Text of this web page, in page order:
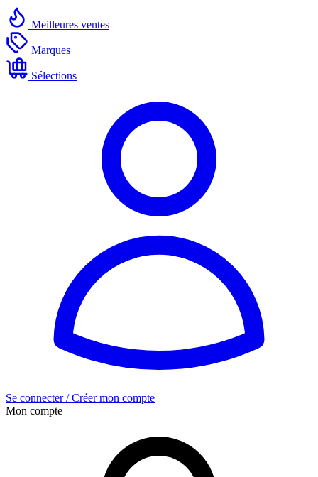
Meilleures ventes
Marques
Sélections
Se connecter / Créer mon compte
Mon compte